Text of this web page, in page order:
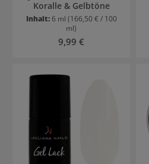
Koralle & Gelbtöne
Inhalt: 6 ml (166,50 € / 100
ml)
Regulärer Preis:
9,99 €